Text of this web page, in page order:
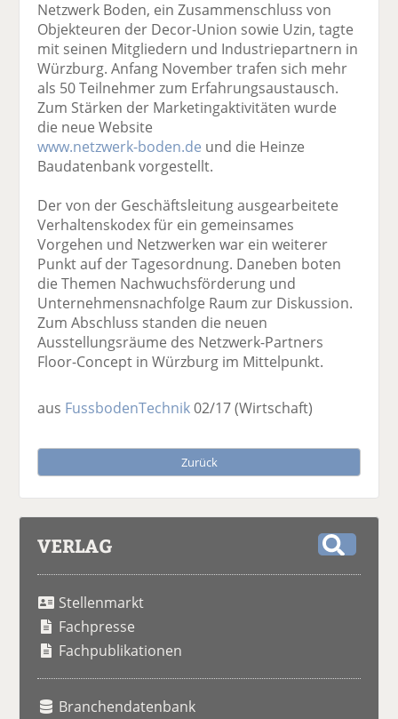
Netzwerk Boden, ein Zusammenschluss von
Objekteuren der Decor-Union sowie Uzin, tagte
mit seinen Mitgliedern und Industriepartnern in
Würzburg. Anfang November trafen sich mehr
als 50 Teilnehmer zum Erfahrungsaustausch.
Zum Stärken der Marketingaktivitäten wurde
die neue Website
www.netzwerk-boden.de und die Heinze
Baudatenbank vorgestellt.
Der von der Geschäftsleitung ausgearbeitete
Verhaltenskodex für ein gemeinsames
Vorgehen und Netzwerken war ein weiterer
Punkt auf der Tagesordnung. Daneben boten
die Themen Nachwuchsförderung und
Unternehmensnachfolge Raum zur Diskussion.
Zum Abschluss standen die neuen
Ausstellungsräume des Netzwerk-Partners
Floor-Concept in Würzburg im Mittelpunkt.
aus FussbodenTechnik02/17(Wirtschaft)
Zurück
VERLAG
Stellenmarkt
Fachpresse
Fachpublikationen
Branchendatenbank